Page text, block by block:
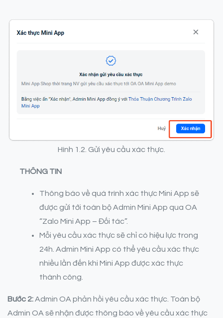
Hình 1.2. Gửi yêu cầu xác thực.
THÔNG TIN
Thông báo về quá trình xác thực Mini App sẽ
được gửi tới toàn bộ Admin Mini App qua OA
“Zalo Mini App – Đối tác”.
Mỗi yêu cầu xác thực sẽ chỉ có hiệu lực trong
24h. Admin Mini App có thể yêu cầu xác thực
nhiều lần đến khi Mini App được xác thực
thành công.
Bước 2:Admin OA phản hồi yêu cầu xác thực. Toàn bộ
Admin OA sẽ nhận được thông báo về yêu cầu xác thực